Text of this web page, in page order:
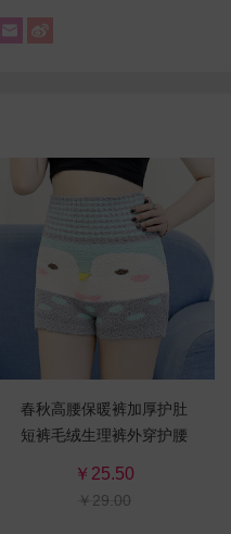
 
春秋高腰保暖裤加厚护肚
短裤毛绒生理裤外穿护腰
￥25.50
￥29.00